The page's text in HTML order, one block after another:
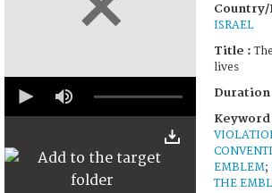
seconds
16
Country/
ISRAEL
Title :
lives
Duration
Keyword
EMBLEM;
THE